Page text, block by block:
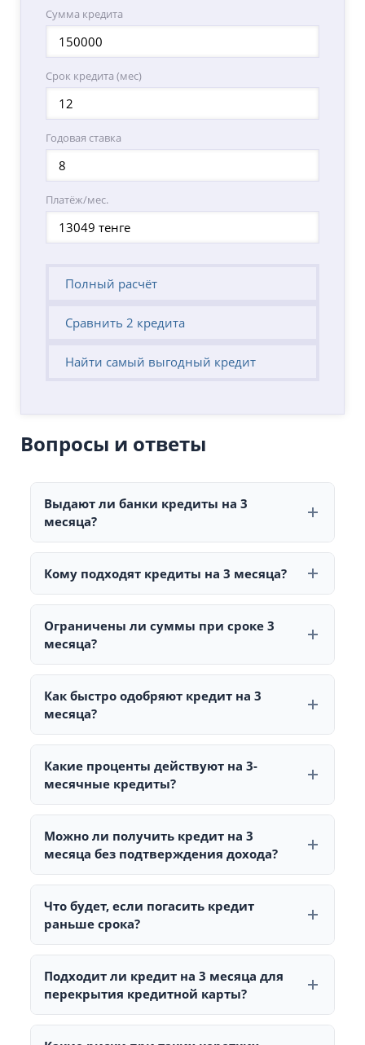
Сумма кредита
Срок кредита (мес)
Годовая ставка
Платёж/мес.
Полный расчёт
Сравнить 2 кредита
Найти самый выгодный кредит
Вопросы и ответы
Выдают ли банки кредиты на 3
месяца?
Да, но чаще это формат экспресс-кредитов или
мини-займов. Такой срок предлагают Kaspi, Jusan и
некоторые банки через онлайн-сервисы.
Кому подходят кредиты на 3 месяца?
Тем, кому нужно срочно занять деньги на короткий
период — например, до зарплаты или для быстрого
решения бытового вопроса.
Ограничены ли суммы при сроке 3
месяца?
Да, обычно до 300 000–1 000 000 ₸. Большие суммы
на 3 месяца банки почти не выдают из-за высокой
нагрузки на платёж.
Как быстро одобряют кредит на 3
месяца?
Почти мгновенно. Решение выдаётся за 1–5 минут,
особенно для действующих клиентов.
Какие проценты действуют на 3-
месячные кредиты?
Номинальная ставка может быть высокой, но
итоговая переплата низкая, потому что проценты
начисляются всего 90 дней.
Можно ли получить кредит на 3
месяца без подтверждения дохода?
В ряде банков — да. На короткие сроки проверки
упрощены, особенно при хорошей кредитной
истории.
Что будет, если погасить кредит
раньше срока?
Переплата уменьшается, так как проценты
начисляются только за фактический срок
использования.
Подходит ли кредит на 3 месяца для
перекрытия кредитной карты?
Да, это частая ситуация — взять краткосрочный